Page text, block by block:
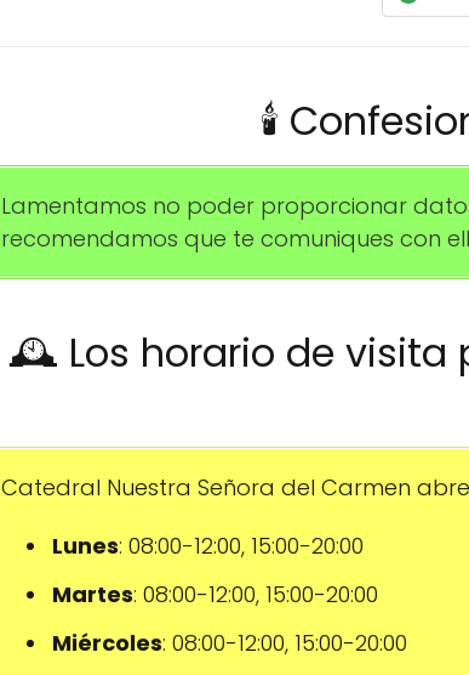
🕯️
Lamentamos no poder proporcionar
recomendamos que te comuniques con
🕰️ Los horario de visita
Catedral Nuestra Señora del Carmen
Lunes: 08:00-12:00, 15:00-20:00
Martes: 08:00-12:00, 15:00-20:00
Miércoles: 08:00-12:00, 15:00-20:00